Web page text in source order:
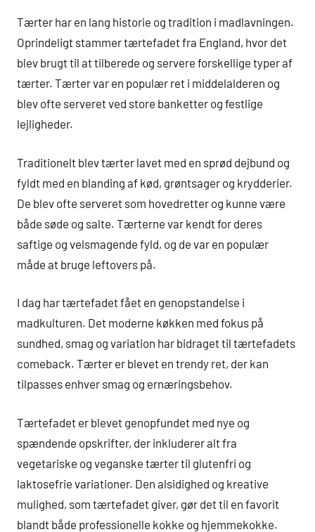
Tærter har en lang historie og tradition i madlavningen.
Oprindeligt stammer tærtefadet fra England, hvor det
blev brugt til at tilberede og servere forskellige typer af
tærter. Tærter var en populær ret i middelalderen og
blev ofte serveret ved store banketter og festlige
lejligheder.
Traditionelt blev tærter lavet med en sprød dejbund og
fyldt med en blanding af kød, grøntsager og krydderier.
De blev ofte serveret som hovedretter og kunne være
både søde og salte. Tærterne var kendt for deres
saftige og velsmagende fyld, og de var en populær
måde at bruge leftovers på.
I dag har tærtefadet fået en genopstandelse i
madkulturen. Det moderne køkken med fokus på
sundhed, smag og variation har bidraget til tærtefadets
comeback. Tærter er blevet en trendy ret, der kan
tilpasses enhver smag og ernæringsbehov.
Tærtefadet er blevet genopfundet med nye og
spændende opskrifter, der inkluderer alt fra
vegetariske og veganske tærter til glutenfri og
laktosefrie variationer. Den alsidighed og kreative
mulighed, som tærtefadet giver, gør det til en favorit
blandt både professionelle kokke og hjemmekokke.